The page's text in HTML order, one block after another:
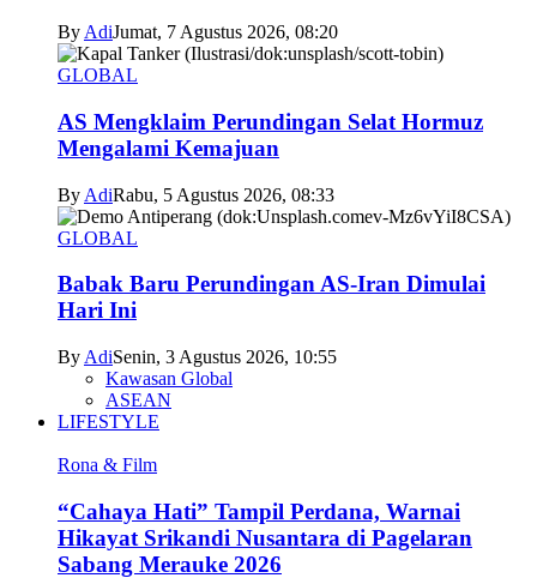
By AdiJumat, 7 Agustus 2026, 08:20
GLOBAL
AS Mengklaim Perundingan Selat Hormuz
Mengalami Kemajuan
By AdiRabu, 5 Agustus 2026, 08:33
GLOBAL
Babak Baru Perundingan AS-Iran Dimulai
Hari Ini
By AdiSenin, 3 Agustus 2026, 10:55
Kawasan Global
ASEAN
LIFESTYLE
Rona & Film
“Cahaya Hati” Tampil Perdana, Warnai
Hikayat Srikandi Nusantara di Pagelaran
Sabang Merauke 2026